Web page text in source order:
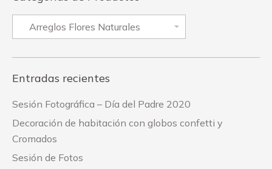
Entradas recientes
Sesión Fotográfica – Día del Padre 2020
Decoración de habitación con globos confetti y
Cromados
Sesión de Fotos